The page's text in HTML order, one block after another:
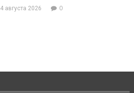
4 августа 2026 0